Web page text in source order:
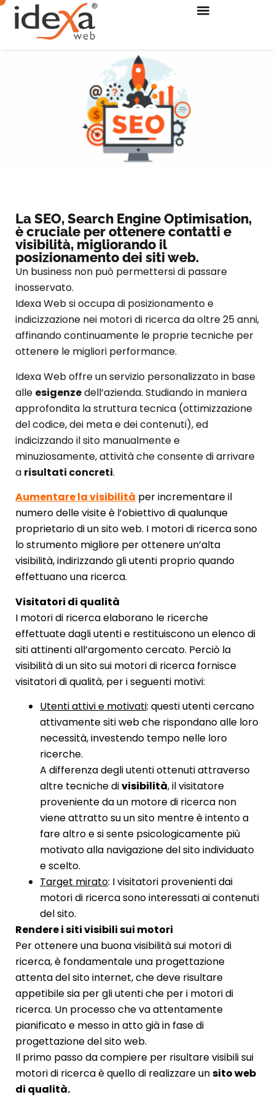
Seo
La SEO, Search Engine Optimisation,
è cruciale per ottenere contatti e
visibilità, migliorando il
posizionamento dei siti web.
Un business non può permettersi di passare
inosservato.
Idexa Web si occupa di posizionamento e
indicizzazione nei motori di ricerca da oltre 25 anni,
affinando continuamente le proprie tecniche per
ottenere le migliori performance.
Idexa Web offre un servizio personalizzato in base
alle esigenzedell’azienda. Studiando in maniera
approfondita la struttura tecnica (ottimizzazione
del codice, dei meta e dei contenuti), ed
indicizzando il sito manualmente e
minuziosamente, attività che consente di arrivare
a risultati concreti.
Aumentare la visibilità per incrementare il
numero delle visite è l’obiettivo di qualunque
proprietario di un sito web. I motori di ricerca sono
lo strumento migliore per ottenere un’alta
visibilità, indirizzando gli utenti proprio quando
effettuano una ricerca.
Visitatori di qualità
I motori di ricerca elaborano le ricerche
effettuate dagli utenti e restituiscono un elenco di
siti attinenti all’argomento cercato. Perciò la
visibilità di un sito sui motori di ricerca fornisce
visitatori di qualità, per i seguenti motivi:
Utenti attivi e motivati: questi utenti cercano
attivamente siti web che rispondano alle loro
necessità, investendo tempo nelle loro
ricerche.
A differenza degli utenti ottenuti attraverso
altre tecniche divisibilità, il visitatore
proveniente da un motore di ricerca non
viene attratto su un sito mentre è intento a
fare altro e si sente psicologicamente più
motivato alla navigazione del sito individuato
e scelto.
Target mirato: I visitatori provenienti dai
motori di ricerca sono interessati ai contenuti
del sito.
Rendere i siti visibili sui motori
Per ottenere una buona visibilità sui motori di
ricerca, è fondamentale una progettazione
attenta del sito internet, che deve risultare
appetibile sia per gli utenti che per i motori di
ricerca. Un processo che va attentamente
pianificato e messo in atto già in fase di
progettazione del sito web.
Il primo passo da compiere per risultare visibili sui
motori di ricerca è quello di realizzare unsito web
di qualità.